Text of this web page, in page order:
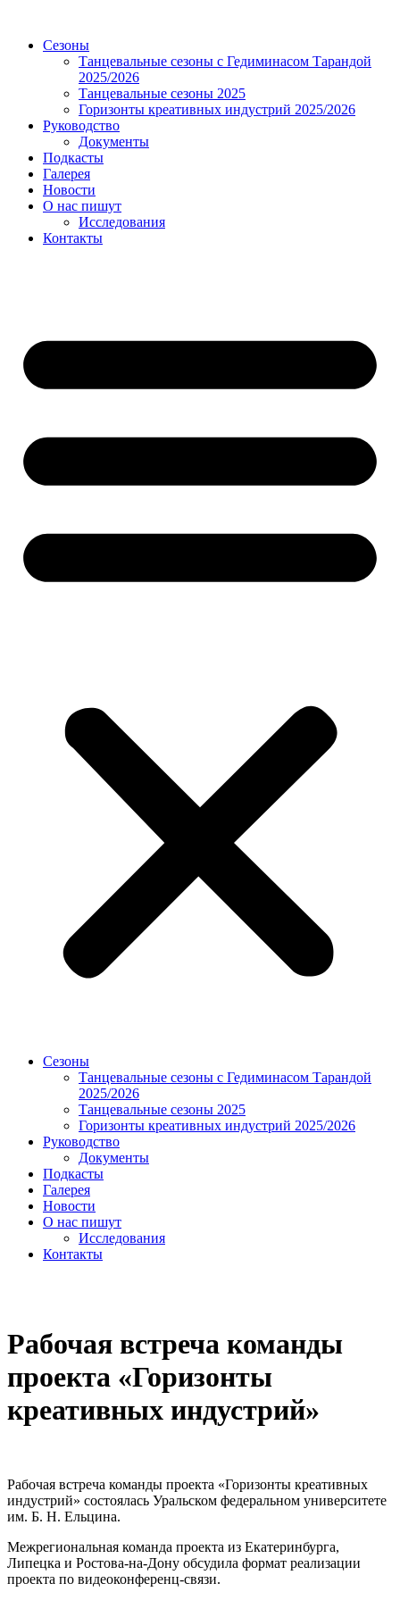
Сезоны
Танцевальные сезоны с Гедиминасом Тарандой
2025/2026
Танцевальные сезоны 2025
Горизонты креативных индустрий 2025/2026
Руководство
Документы
Подкасты
Галерея
Новости
О нас пишут
Исследования
Контакты
Сезоны
Танцевальные сезоны с Гедиминасом Тарандой
2025/2026
Танцевальные сезоны 2025
Горизонты креативных индустрий 2025/2026
Руководство
Документы
Подкасты
Галерея
Новости
О нас пишут
Исследования
Контакты
Рабочая встреча команды
проекта «Горизонты
креативных индустрий»
Рабочая встреча команды проекта «Горизонты креативных
индустрий» состоялась Уральском федеральном университете
им. Б. Н. Ельцина.
Межрегиональная команда проекта из Екатеринбурга,
Липецка и Ростова-на-Дону обсудила формат реализации
проекта по видеоконференц-связи.